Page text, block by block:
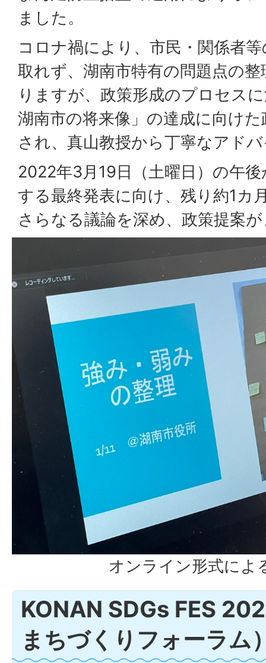
ました。
コロナ禍により、市民・関係者
取れず、湖南市特有の問題点の
りますが、政策形成のプロセス
湖南市の将来像」の達成に向け
され、真山教授から丁寧なアド
2022年3月19日（土曜日）の午
する最終発表に向け、残り約1カ
さらなる議論を深め、政策提案
オンライン形式によ
KONAN SDGs FES
まちづくりフォーラム